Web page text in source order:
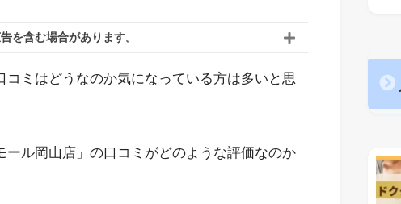
を含む場合があります。
コミはどうなのか気になっている方は多いと思
ル岡山店」の口コミがどのような評価なのか